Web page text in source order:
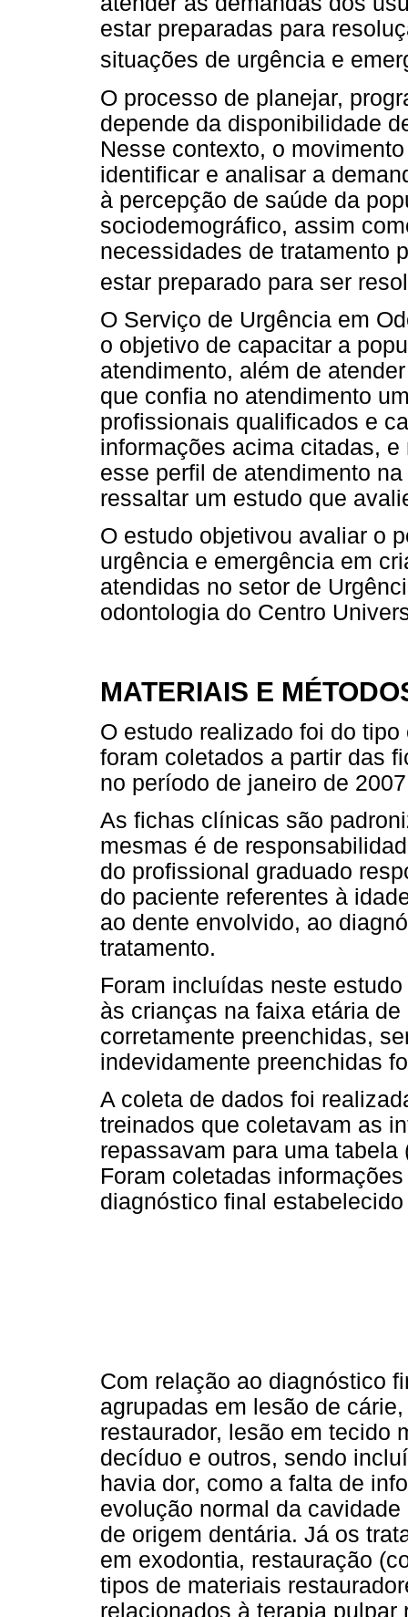
estar preparadas para
situações de urgência e
O processo de planejar,
depende da disponibilidade
Nesse contexto, o
identificar e analisar a
à percepção de saúde da
sociodemográfico, assim
necessidades de tratamento
estar preparado para ser
O Serviço de Urgência em
o objetivo de capacitar a
atendimento, além de
que confia no atendimento
profissionais qualificados e
informações acima citadas,
esse perfil de atendimento
ressaltar um estudo que
O estudo objetivou avaliar o
urgência e emergência em
atendidas no setor de
odontologia do Centro
MATERIAIS E
O estudo realizado foi do
foram coletados a partir das
no período de janeiro de
As fichas clínicas são
mesmas é de
do profissional graduado
do paciente referentes à
ao dente envolvido, ao
tratamento.
Foram incluídas neste
às crianças na faixa etária
corretamente preenchidas,
indevidamente preenchidas
A coleta de dados foi
treinados que coletavam as
repassavam para uma tabela
Foram coletadas
diagnóstico final
Com relação ao diagnóstico
agrupadas em lesão de
restaurador, lesão em tecido
decíduo e outros, sendo
havia dor, como a falta de
evolução normal da
de origem dentária. Já os
em exodontia, restauração
tipos de materiais
relacionados à terapia